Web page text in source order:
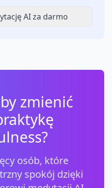
AI za darmo
zmienić
osób, które
spokój dzięki